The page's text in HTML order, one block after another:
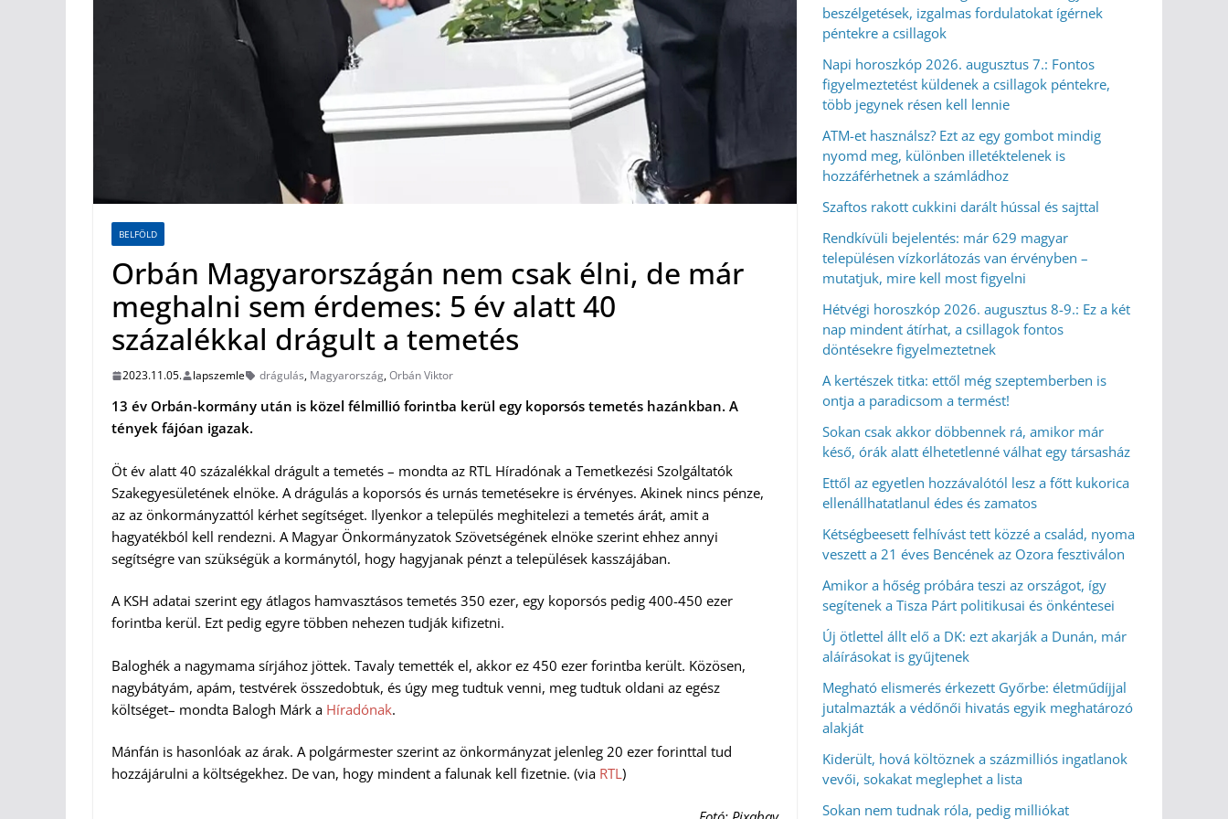
BELFÖLD
Orbán Magyarországán nem csak élni, de már
meghalni sem érdemes: 5 év alatt 40
százalékkal drágult a temetés
2023.11.05. lapszemle drágulás, Magyarország,Orbán Viktor
13 év Orbán-kormány után is közel félmillió forintba kerül egy koporsós temetés hazánkban. A
tények fájóan igazak.
Öt év alatt 40 százalékkal drágult a temetés – mondta az RTL Híradónak a Temetkezési Szolgáltatók
Szakegyesületének elnöke. A drágulás a koporsós és urnás temetésekre is érvényes. Akinek nincs pénze,
az az önkormányzattól kérhet segítséget. Ilyenkor a település meghitelezi a temetés árát, amit a
hagyatékból kell rendezni. A Magyar Önkormányzatok Szövetségének elnöke szerint ehhez annyi
segítségre van szükségük a kormánytól, hogy hagyjanak pénzt a települések kasszájában.
A KSH adatai szerint egy átlagos hamvasztásos temetés 350 ezer, egy koporsós pedig 400-450 ezer
forintba kerül. Ezt pedig egyre többen nehezen tudják kifizetni.
Baloghék a nagymama sírjához jöttek. Tavaly temették el, akkor ez 450 ezer forintba került. Közösen,
nagybátyám, apám, testvérek összedobtuk, és úgy meg tudtuk venni, meg tudtuk oldani az egész
költséget– mondta Balogh Márk a Híradónak.
Mánfán is hasonlóak az árak. A polgármester szerint az önkormányzat jelenleg 20 ezer forinttal tud
hozzájárulni a költségekhez. De van, hogy mindent a falunak kell fizetnie. (via RTL)
beszélgetések, izgalmas fordulatokat ígérnek
péntekre a csillagok
Napi horoszkóp 2026. augusztus 7.: Fontos
figyelmeztetést küldenek a csillagok péntekre,
több jegynek résen kell lennie
ATM-et használsz? Ezt az egy gombot mindig
nyomd meg, különben illetéktelenek is
hozzáférhetnek a számládhoz
Szaftos rakott cukkini darált hússal és sajttal
Rendkívüli bejelentés: már 629 magyar
településen vízkorlátozás van érvényben –
mutatjuk, mire kell most figyelni
Hétvégi horoszkóp 2026. augusztus 8-9.: Ez a két
nap mindent átírhat, a csillagok fontos
döntésekre figyelmeztetnek
A kertészek titka: ettől még szeptemberben is
ontja a paradicsom a termést!
Sokan csak akkor döbbennek rá, amikor már
késő, órák alatt élhetetlenné válhat egy társasház
Ettől az egyetlen hozzávalótól lesz a főtt kukorica
ellenállhatatlanul édes és zamatos
Kétségbeesett felhívást tett közzé a család, nyoma
veszett a 21 éves Bencének az Ozora fesztiválon
Amikor a hőség próbára teszi az országot, így
segítenek a Tisza Párt politikusai és önkéntesei
Új ötlettel állt elő a DK: ezt akarják a Dunán, már
aláírásokat is gyűjtenek
Megható elismerés érkezett Győrbe: életműdíjjal
jutalmazták a védőnői hivatás egyik meghatározó
alakját
Kiderült, hová költöznek a százmilliós ingatlanok
vevői, sokakat meglephet a lista
Sokan nem tudnak róla, pedig milliókat